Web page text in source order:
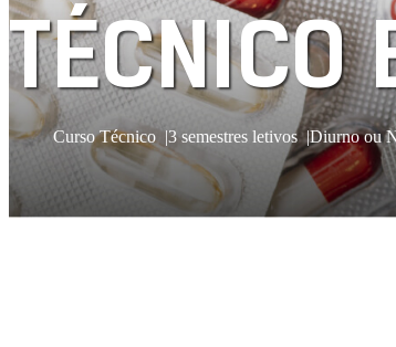
TÉCNICO
Curso Técnico 3 semestres letivos Diurno ou